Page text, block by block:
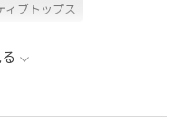
ィブトップス
れる 大人っぽい